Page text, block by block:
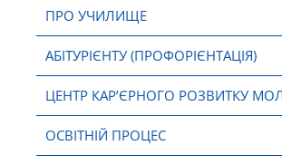
ПРО УЧИЛИЩЕ
АБІТУРІЄНТУ (ПРОФОРІЄНТАЦІЯ)
ЦЕНТР КАР’ЄРНОГО РОЗВИТКУ
ОСВІТНІЙ ПРОЦЕС